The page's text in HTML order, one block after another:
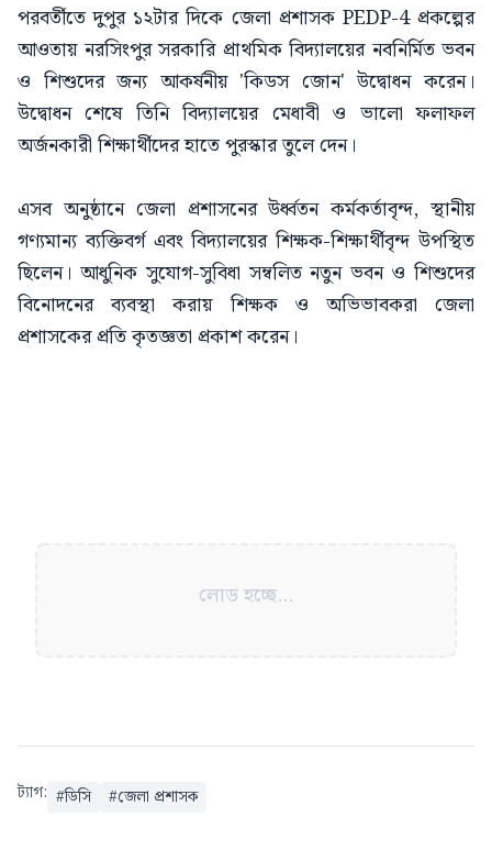
পরবর্তীতে দুপুর ১২টার দিকে জেলা প্রশাসক PEDP-4 প্রকল্পের
আওতায় নরসিংপুর সরকারি প্রাথমিক বিদ্যালয়ের নবনির্মিত ভবন
ও শিশুদের জন্য আকর্ষনীয় 'কিডস জোন' উদ্বোধন করেন।
উদ্বোধন শেষে তিনি বিদ্যালয়ের মেধাবী ও ভালো ফলাফল
অর্জনকারী শিক্ষার্থীদের হাতে পুরস্কার তুলে দেন।
এসব অনুষ্ঠানে জেলা প্রশাসনের উর্ধ্বতন কর্মকর্তাবৃন্দ, স্থানীয়
গণ্যমান্য ব্যক্তিবর্গ এবং বিদ্যালয়ের শিক্ষক-শিক্ষার্থীবৃন্দ উপস্থিত
ছিলেন। আধুনিক সুযোগ-সুবিধা সম্বলিত নতুন ভবন ও শিশুদের
বিনোদনের ব্যবস্থা করায় শিক্ষক ও অভিভাবকরা জেলা
প্রশাসকের প্রতি কৃতজ্ঞতা প্রকাশ করেন।
লোড হচ্ছে...
ট্যাগ: #ডিসি #জেলা প্রশাসক